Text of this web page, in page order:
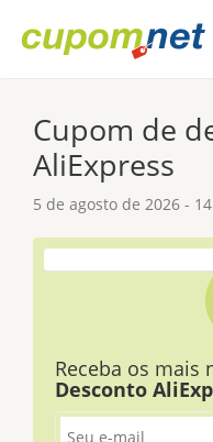
Cupom de
AliExpress
5 de agosto de 2026 -
Receba os mais
Desconto